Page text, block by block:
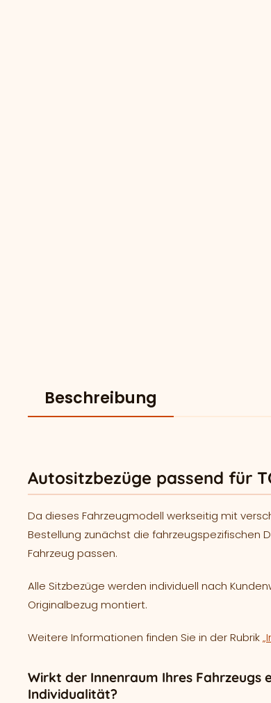
Beschreibung
Autositzbezüge passend für
Da dieses Fahrzeugmodell werkseitig mit
Bestellung zunächst die fahrzeugspezifischen
Fahrzeug passen.
Alle Sitzbezüge werden individuell nach
Originalbezug montiert.
Weitere Informationen finden Sie in der Rubrik
Wirkt der Innenraum Ihres Fahrzeugs
Individualität?